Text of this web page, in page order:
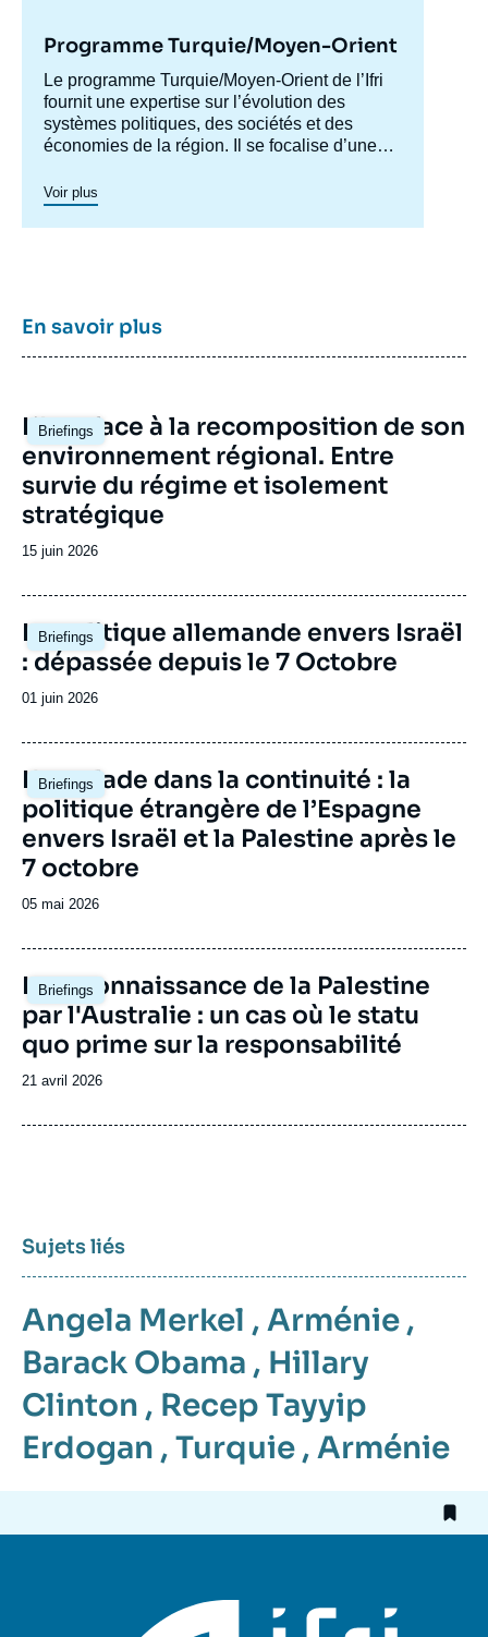
Programme Turquie/Moyen-Orient
Accroche
centre
Le programme Turquie/Moyen-Orient de l’Ifri
fournit une expertise sur l’évolution des
systèmes politiques, des sociétés et des
économies de la région. Il se focalise d’une
(influences turque et iranienne, risque de
morcellement des États de la région,
recompositions diplomatiques), et également
sub-saharienne…).
Voir plus
En savoir plus
Briefings
Image
principale
L’Iran face à la recomposition de son
environnement régional. Entre
survie du régime et isolement
stratégique
Date
publication
15 juin 2026
Briefings
Image
principale
La politique allemande envers Israël
: dépassée depuis le 7 Octobre
Date
publication
01 juin 2026
Briefings
Image
principale
L'escalade dans la continuité : la
politique étrangère de l’Espagne
envers Israël et la Palestine après le
7 octobre
Date
publication
05 mai 2026
Briefings
Image
principale
La reconnaissance de la Palestine
par l'Australie : un cas où le statu
quo prime sur la responsabilité
Date
publication
21 avril 2026
Sujets liés
Angela Merkel , Arménie ,
Barack Obama , Hillary
Clinton , Recep Tayyip
Erdogan , Turquie , Arménie